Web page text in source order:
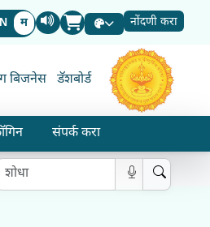
म
निवड सबमिट करा
नोंदणी करा
बिजनेस डॅशबोर्ड
संपर्क करा
शोधा